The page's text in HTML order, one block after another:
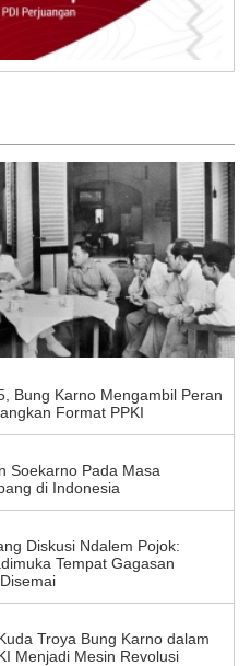
Bung Karno Mengambil Peran
Format PPKI
Soekarno Pada Masa
di Indonesia
Diskusi Ndalem Pojok:
Tempat Gagasan
Troya Bung Karno dalam
Menjadi Mesin Revolusi